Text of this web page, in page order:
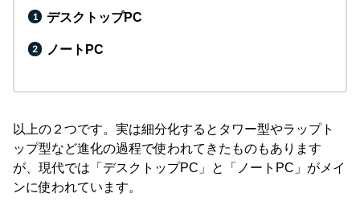
デスクトップPC
ノートPC
以上の２つです。実は細分化するとタワー型やラップト
ップ型など進化の過程で使われてきたものもあります
が、現代では「デスクトップPC」と「ノートPC」がメイ
ンに使われています。